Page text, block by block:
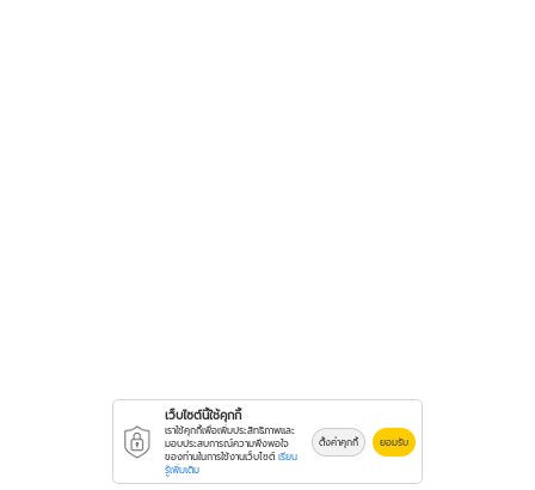
เว็บไซต์นี้ใช้คุกกี้
เราใช้คุกกี้เพื่อเพิ่มประสิทธิภาพและ
มอบประสบการณ์ความพึงพอใจ
ของท่านในการใช้งานเว็บไซต์ เรียน
รู้เพิ่มเติม
ตั้งค่าคุกกี้ ยอมรับ